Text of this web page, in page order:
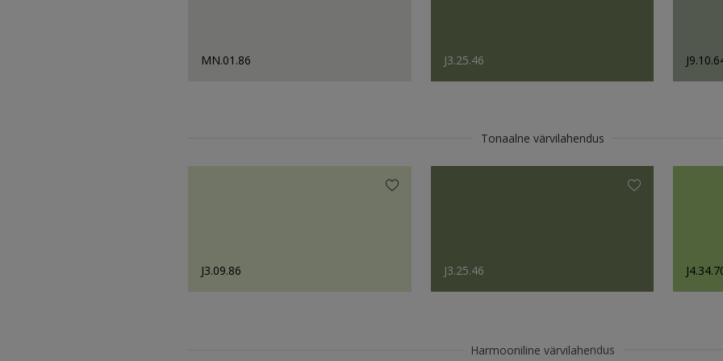
MN.01.86 J3.25.46
Tonaalne värvilahendus
J3.09.86 J3.25.46
Harmooniline värvilahendus